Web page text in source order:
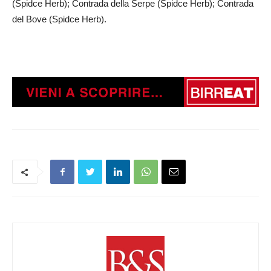
(Spidce Herb); Contrada della Serpe (Spidce Herb); Contrada
del Bove (Spidce Herb).